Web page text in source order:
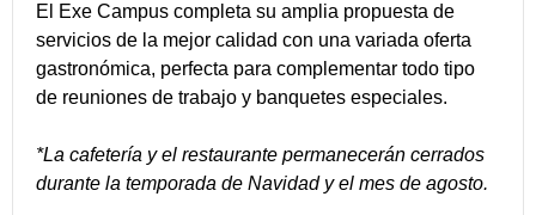
El Exe Campus completa su amplia propuesta de
servicios de la mejor calidad con una variada oferta
gastronómica, perfecta para complementar todo tipo
de reuniones de trabajo y banquetes especiales.
*La cafetería y el restaurante permanecerán cerrados
durante la temporada de Navidad y el mes de agosto.